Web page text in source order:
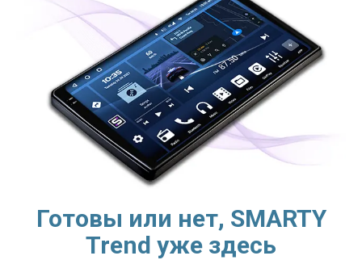
Готовы или нет, SMARTY
Trend уже здесь